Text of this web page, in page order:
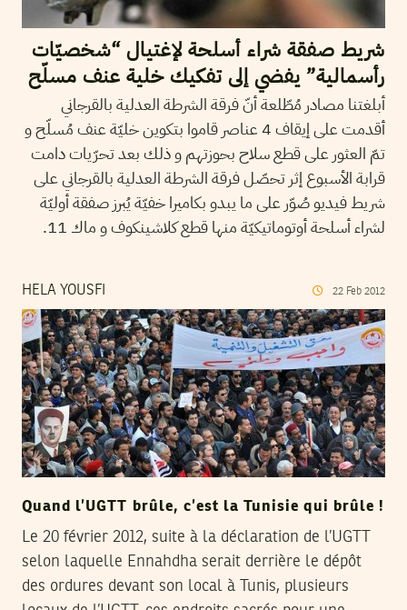
شريط صفقة شراء أسلحة لإغتيال “شخصيّات
رأسمالية” يفضي إلى تفكيك خلية عنف مسلّح
أبلغتنا مصادر مُطّلعة أنّ فرقة الشرطة العدلية بالقرجاني
أقدمت على إيقاف 4 عناصر قاموا بتكوين خليّة عنف مُسلّح و
تمّ العثور على قطع سلاح بحوزتهم و ذلك بعد تحرّيات دامت
قرابة الأسبوع إثر تحصّل فرقة الشرطة العدلية بالقرجاني على
شريط فيديو صُوّر على ما يبدو بكاميرا خفيّة يُبرز صفقة أوليّة
لشراء أسلحة أوتوماتيكيّة منها قطع كلاشينكوف و ماك 11.
HELA YOUSFI 22 Feb 2012
Quand l’UGTT brûle, c’est la Tunisie qui brûle !
Le 20 février 2012, suite à la déclaration de l’UGTT
selon laquelle Ennahdha serait derrière le dépôt
des ordures devant son local à Tunis, plusieurs